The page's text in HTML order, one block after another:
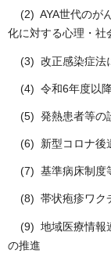
(2) AYA世代のが
化に対する心理・社
(3) 改正感染症法
(4) 令和6年度以降
(5) 発熱患者等の
(6) 新型コロナ後
(7) 基準病床制度
(8) 帯状疱疹ワク
(9) 地域医療情報
の推進